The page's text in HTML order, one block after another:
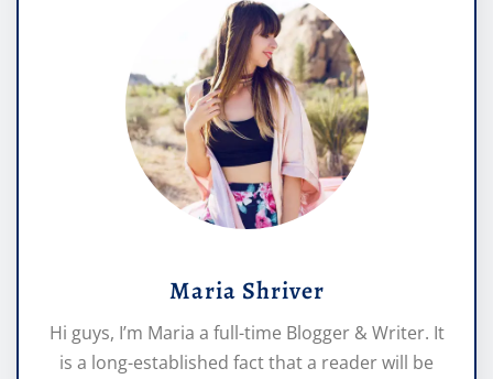
Maria Shriver
Hi guys, I’m Maria a full-time Blogger & Writer. It
is a long-established fact that a reader will be